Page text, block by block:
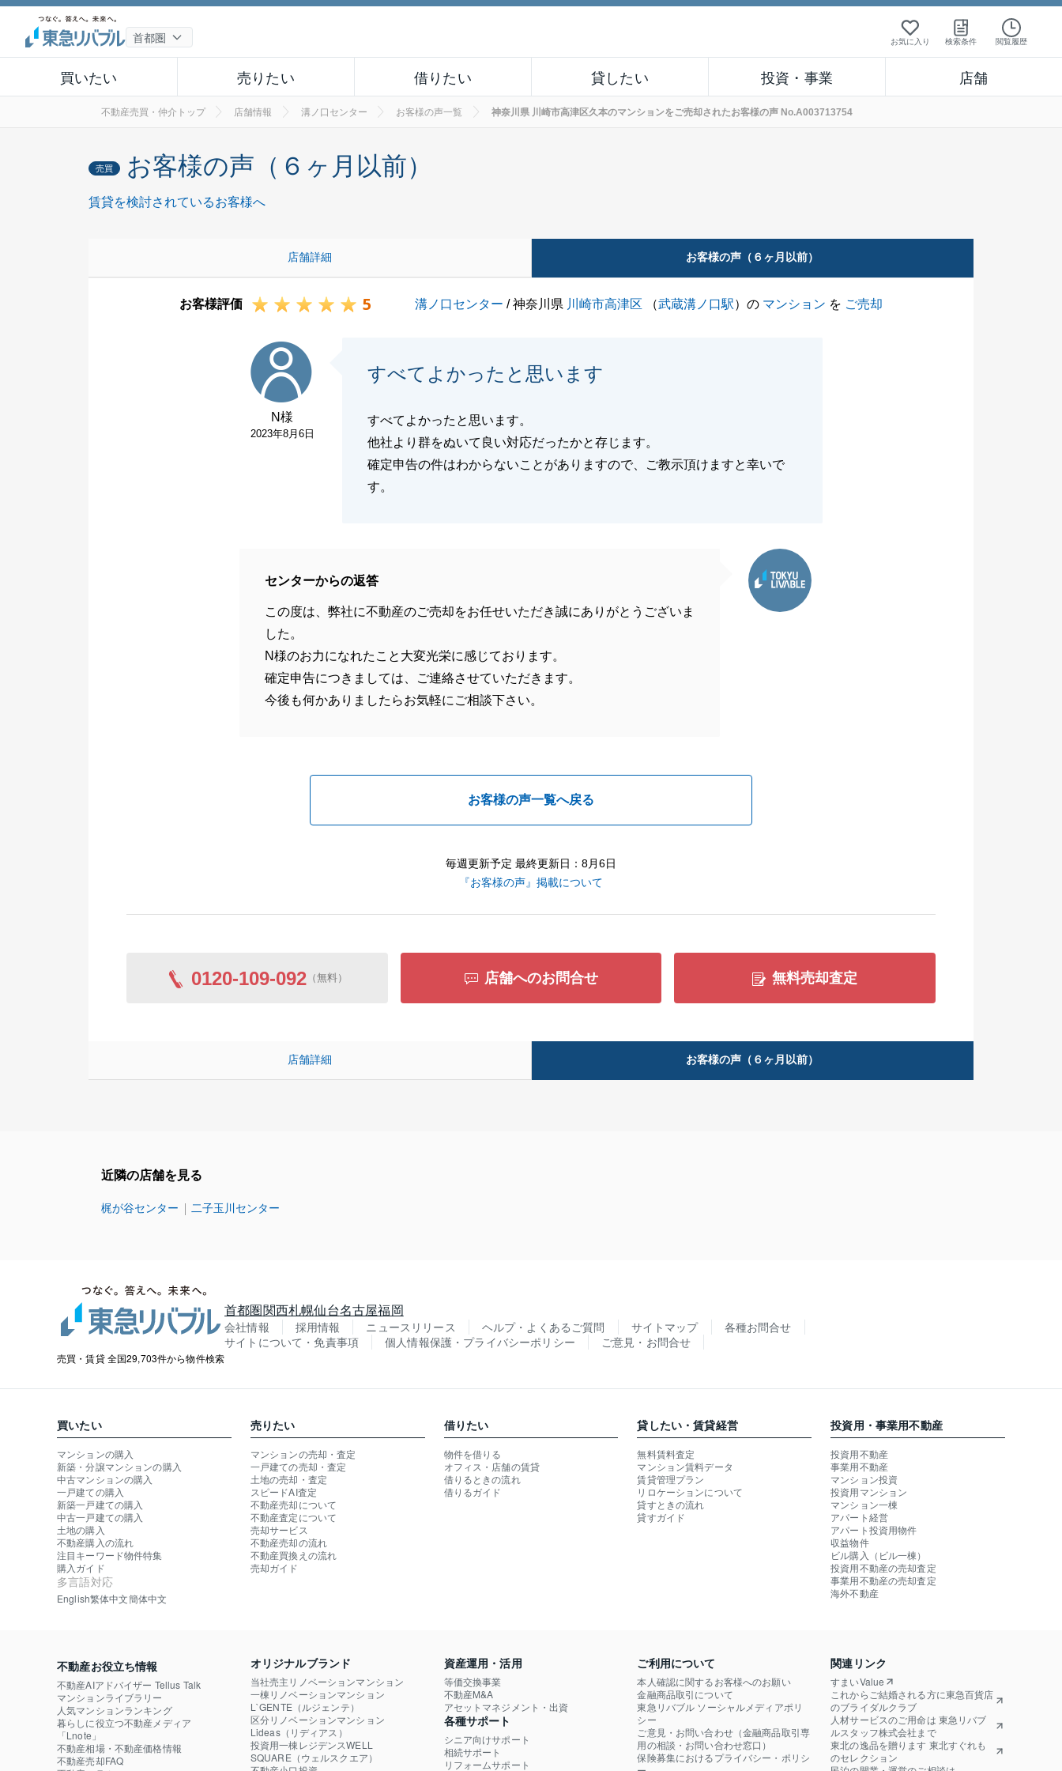
お気に入り 検索条件 閲覧履歴
買いたい 売りたい 借りたい 貸したい 投資・事業 店舗
不動産売買・仲介トップ 店舗情報 溝ノ口センター お客様の声一覧 神奈川県 川崎市高津区久本のマンションをご売却されたお客様の声 No.A003713754
売買 お客様の声（６ヶ月以前）
賃貸を検討されているお客様へ
店舗詳細 お客様の声（６ヶ月以前）
お客様評価 5 溝ノ口センター / 神奈川県 川崎市高津区 （武蔵溝ノ口駅）の マンション を ご売却
N様
2023年8月6日
すべてよかったと思います
すべてよかったと思います。
他社より群をぬいて良い対応だったかと存じます。
確定申告の件はわからないことがありますので、ご教示頂けますと幸いで
す。
センターからの返答
この度は、弊社に不動産のご売却をお任せいただき誠にありがとうございま
した。
N様のお力になれたこと大変光栄に感じております。
確定申告につきましては、ご連絡させていただきます。
今後も何かありましたらお気軽にご相談下さい。
お客様の声一覧へ戻る
毎週更新予定 最終更新日：8月6日
『お客様の声』掲載について
0120-109-092 （無料） 店舗へのお問合せ 無料売却査定
店舗詳細 お客様の声（６ヶ月以前）
近隣の店舗を見る
梶が谷センター 二子玉川センター
売買・賃貸 全国29,703件から物件検索
首都圏関西札幌仙台名古屋福岡
会社情報 採用情報 ニュースリリース ヘルプ・よくあるご質問 サイトマップ
各種お問合せ
サイトについて・免責事項
個人情報保護・プライバシーポリシー ご意見・お問合せ
買いたい
マンションの購入
新築・分譲マンションの購入
中古マンションの購入
一戸建ての購入
新築一戸建ての購入
中古一戸建ての購入
土地の購入
不動産購入の流れ
注目キーワード物件特集
購入ガイド
多言語対応
English繁体中文簡体中文
売りたい
マンションの売却・査定
一戸建ての売却・査定
土地の売却・査定
スピードAI査定
不動産売却について
不動産査定について
売却サービス
不動産売却の流れ
不動産買換えの流れ
売却ガイド
借りたい
物件を借りる
オフィス・店舗の賃貸
借りるときの流れ
借りるガイド
貸したい・賃貸経営
無料賃料査定
マンション賃料データ
賃貸管理プラン
リロケーションについて
貸すときの流れ
貸すガイド
投資用・事業用不動産
投資用不動産
事業用不動産
マンション投資
投資用マンション
マンション一棟
アパート経営
アパート投資用物件
収益物件
ビル購入（ビル一棟）
投資用不動産の売却査定
事業用不動産の売却査定
海外不動産
不動産お役立ち情報
不動産AIアドバイザー Tellus Talk
マンションライブラリー
人気マンションランキング
暮らしに役立つ不動産メディア
「Lnote」
不動産相場・不動産価格情報
不動産売却FAQ
オリジナルブランド
当社売主リノベーションマンション
一棟リノベーションマンション
L`GENTE（ルジェンテ）
区分リノベーションマンション
Lideas（リディアス）
投資用一棟レジデンスWELL
SQUARE（ウェルスクエア）
資産運用・活用
等価交換事業
不動産M&A
アセットマネジメント・出資
各種サポート
シニア向けサポート
相続サポート
リフォームサポート
ご利用について
本人確認に関するお客様へのお願い
金融商品取引について
東急リバブル ソーシャルメディアポリ
シー
ご意見・お問い合わせ（金融商品取引専
用の相談・お問い合わせ窓口）
保険募集におけるプライバシー・ポリシ
関連リンク
すまいValue
これからご結婚される方に東急百貨店
のブライダルクラブ
人材サービスのご用命は 東急リバブ
ルスタッフ株式会社まで
東北の逸品を贈ります 東北すぐれも
のセレクション